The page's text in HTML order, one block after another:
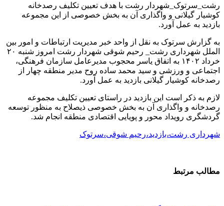
رشت_سرتوک_شهردار رشت با هدف تعیین تکلیف رصدخانه
کوشیار گیلانی و واگذاری آن به بخش خصوصی از این مجموعه
بازدید به عمل آورد.
به گزارش سرتوک به نقل از واحد خبر مدیریت ارتباطات و امور بین
الملل شهرداری رشت_ رحیم شوقی شهردار رشت امروز شنبه ۲۰
خرداد ۱۴۰۲ به اتفاق یاسر محجوب مدیرعامل سازمان فرهنگی،
اجتماعی و ورزشی و سید محمد ساده روح مدیر منطقه چهار از
رصدخانه کوشیار گیلانی بازدید به عمل آورد.
لازم به ذکر است این بازدید در راستای تعیین تکلیف مجموعه
رصدخانه و واگذاری آن به بخش خصوصی ذیصلاح به منظور توسعه
گردشگری رویداد محور و پویایی اقتصادی منطقه انجام شد.
شهرداری رشت،بازدید،رحیم شوقی،سرتوک
مطالب مرتبط